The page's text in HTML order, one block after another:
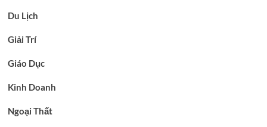
Du Lịch
Giải Trí
Giáo Dục
Kinh Doanh
Ngoại Thất